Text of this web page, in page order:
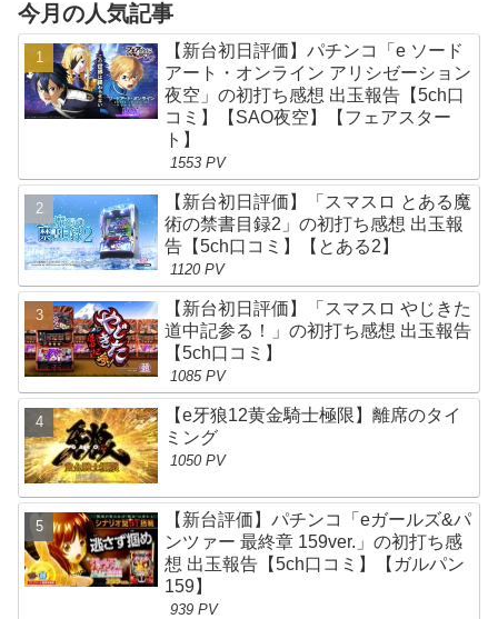
今月の人気記事
【新台初日評価】パチンコ「e ソード
アート・オンライン アリシゼーション
夜空」の初打ち感想 出玉報告【5ch口
コミ】【SAO夜空】【フェアスター
ト】
1553 PV
【新台初日評価】「スマスロ とある魔
術の禁書目録2」の初打ち感想 出玉報
告【5ch口コミ】【とある2】
1120 PV
【新台初日評価】「スマスロ やじきた
道中記参る！」の初打ち感想 出玉報告
【5ch口コミ】
1085 PV
【e牙狼12黄金騎士極限】離席のタイ
ミング
1050 PV
【新台評価】パチンコ「eガールズ&パ
ンツァー 最終章 159ver.」の初打ち感
想 出玉報告【5ch口コミ】【ガルパン
159】
939 PV